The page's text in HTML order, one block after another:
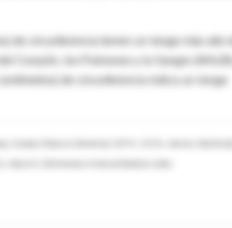
de circunferencia tienen un riesgo más alto
Corazón, los Pulmones y la Sangre
de circunferencia indica un riesgo